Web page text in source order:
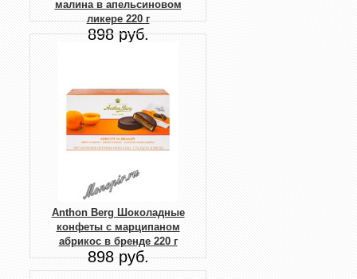
малина в апельсиновом
ликере 220 г
898 руб.
Anthon Berg Шоколадные
конфеты с марципаном
абрикос в бренде 220 г
898 руб.